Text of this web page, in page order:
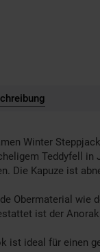
Winter
Teddyfell in
Die Kapuze ist
Obermaterial wie
ist der
ist ideal für einen